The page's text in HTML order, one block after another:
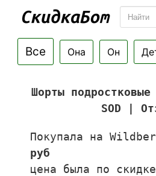
Все Она Он
Шорты
SOD |
Покупала на
руб
цена была по